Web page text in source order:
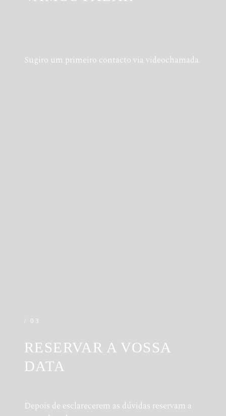
/ 03
RESERVAR A VOSSA
DATA
Depois de esclarecerem as dúvidas reservam a
Sugiro um primeiro contacto via videochamada.